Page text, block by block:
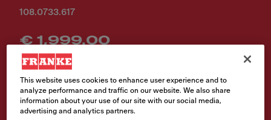
108.0733.617
€ 1,999.00
Ti piace questo prodotto? Clicca e trova il punto vendita più vicino
a te.
Trova rivenditore
This website uses cookies to enhance user experience and to
analyze performance and traffic on our website. We also share
information about your use of our site with our social media,
advertising and analytics partners.